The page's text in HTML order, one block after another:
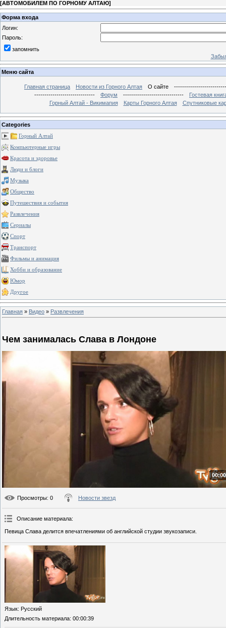
[АВТОМОБИЛЕМ ПО ГОРНОМУ АЛТАЮ]
Форма входа
Логин:
Пароль:
запомнить
Меню сайта
Главная страница Новости из Горного Алтая О сайте
------------------------------
Форум ------------------------------
Гостевая
Горный Алтай - Викимапия
Карты Горного Алтая Спутниковые
Categories
Горный Алтай
Компьютерные игры
Красота и здоровье
Люди и блоги
Музыка
Общество
Путешествия и события
Развлечения
Сериалы
Спорт
Транспорт
Фильмы и анимация
Хобби и образование
Юмор
Другое
Главная » Видео » Развлечения
Чем занималась Слава в Лондоне
Просмотры: 0 Новости звезд
Описание материала:
Певица Слава делится впечатлениями об английской студии звукозаписи.
Язык: Русский
Длительность материала: 00:00:39